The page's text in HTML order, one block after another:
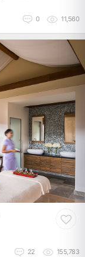
0 11,560
22 155,783